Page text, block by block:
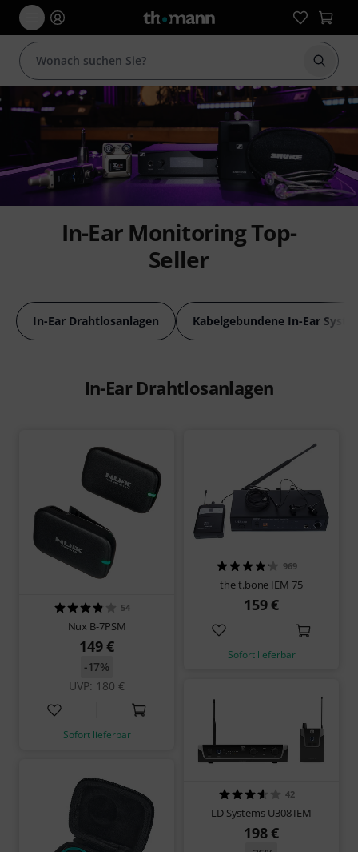
Suche
In-Ear Monitoring Top-
Seller
In-Ear Drahtlosanlagen Kabelgebundene In-Ear
In-Ear Drahtlosanlagen
54
Nux B-7PSM
149 €
UVP: 180 €
-17%
Sofort lieferbar
969
the t.bone IEM 75
159 €
Sofort lieferbar
42
LD Systems U308 IEM
198 €